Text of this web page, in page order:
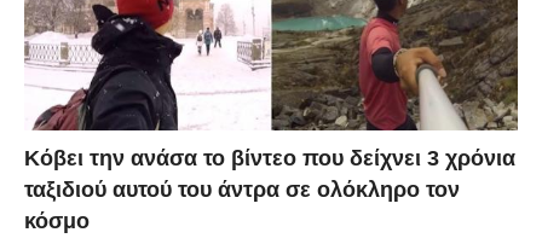
Κόβει την ανάσα το βίντεο που δείχνει 3 χρόνια
ταξιδιού αυτού του άντρα σε ολόκληρο τον
κόσμο